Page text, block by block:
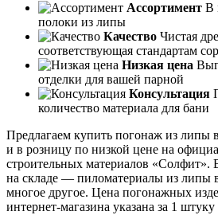
Ассортимент В
полоки из липы
Качество Чистая
соответствующая стандартам
Низкая цена
отделки для вашей парной
Консультация
количество материала для бани
Предлагаем купить погонаж из липы
и в розницу по низкой цене на
строительных материалов «Солфит».
на складе — пиломатериалы из липы
многое другое. Цена погонажных
интернет-магазина указана за 1